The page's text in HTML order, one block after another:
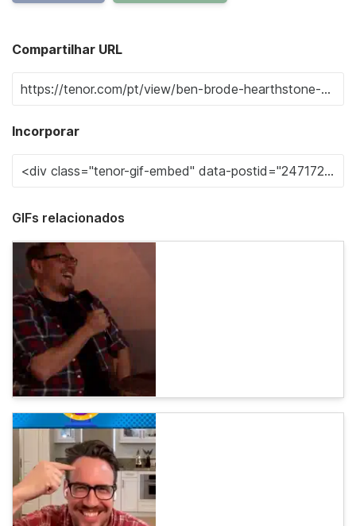
Compartilhar URL
Incorporar
GIFs relacionados